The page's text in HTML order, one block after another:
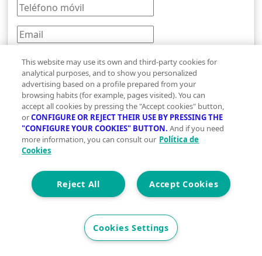
UCI SPPI («UCI Servicios para Profesionales
Inmobiliarios / Vivegreen») tratará los datos
personales que has facilitado a través del presente
formulario con la finalidad de gestionar tu solicitud
de contacto. Facilitaremos tus datos de contacto a
por el consentimiento otorgado mediante la
remisión del mismo. Puedes obtener más
personales, y cómo ejercitar tus derechos,
consultando nuestraPolítica de Privacidad
This website may use its own and third-party cookies for
analytical purposes, and to show you personalized
advertising based on a profile prepared from your
browsing habits (for example, pages visited). You can
accept all cookies by pressing the "Accept cookies" button,
orCONFIGURE OR REJECT THEIR USE BY PRESSING THE
"CONFIGURE YOUR COOKIES" BUTTON. And if you need
more information, you can consult our Política de
Cookies
Accept Cookies
Reject All
Cookies Settings